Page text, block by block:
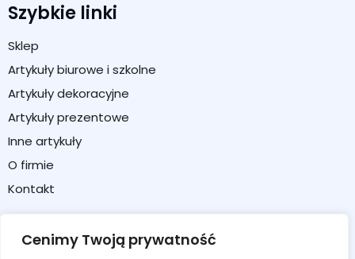
Cenimy Twoją prywatność
Szybkie linki
Sklep
Artykuły biurowe i szkolne
Artykuły dekoracyjne
Artykuły prezentowe
Inne artykuły
O firmie
Kontakt